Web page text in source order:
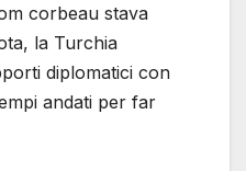
corbeau stava
la Turchia
diplomatici con
andati per far